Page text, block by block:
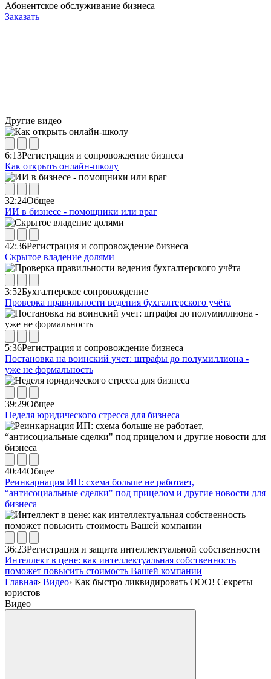
Абонентское обслуживание бизнеса
Заказать
Другие видео
6:13Регистрация и сопровождение бизнеса
Как открыть онлайн-школу
32:24Общее
ИИ в бизнесе - помощники или враг
42:36Регистрация и сопровождение бизнеса
Скрытое владение долями
3:52Бухгалтерское сопровождение
Проверка правильности ведения бухгалтерского учёта
5:36Регистрация и сопровождение бизнеса
Постановка на воинский учет: штрафы до полумиллиона -
уже не формальность
39:29Общее
Неделя юридического стресса для бизнеса
40:44Общее
Реинкарнация ИП: схема больше не работает,
“антисоциальные сделки" под прицелом и другие новости для
бизнеса
36:23Регистрация и защита интеллектуальной собственности
Интеллект в цене: как интеллектуальная собственность
поможет повысить стоимость Вашей компании
Главная› Видео› Как быстро ликвидировать ООО! Секреты
юристов
Видео